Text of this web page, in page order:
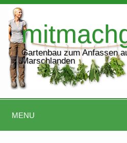
Gartenbau zum Anfassen
Marschlanden
MENU